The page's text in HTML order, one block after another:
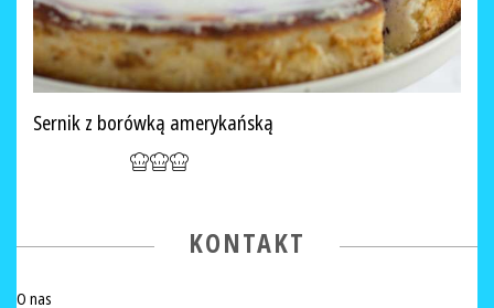
Sernik z borówką amerykańską
KONTAKT
O nas